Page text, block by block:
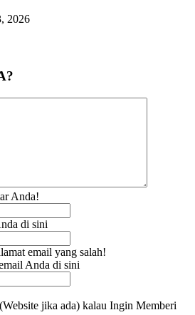
2026
Anda!
di sini
email yang salah!
Anda di sini
jika ada) kalau Ingin Memberi